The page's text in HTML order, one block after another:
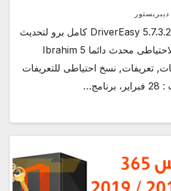
ديبريستور
2024 برنامج DriverEasy 5.7.3.24843 كامل برو لتحديث
التعريفات و النسخ الاحتياطى محدث دائما Ibrahim 5
تعريفات, نسخ احتياطى للتعريفات